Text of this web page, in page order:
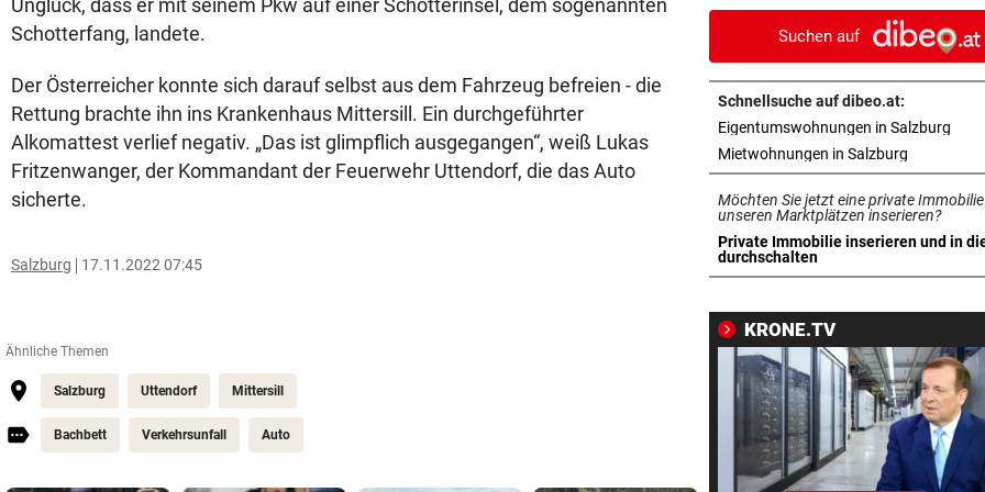
Unglück, dass er mit seinem Pkw auf einer Schotterinsel, dem sogenannten
Schotterfang, landete.
Der Österreicher konnte sich darauf selbst aus dem Fahrzeug befreien - die
Rettung brachte ihn ins Krankenhaus Mittersill. Ein durchgeführter
Alkomattest verlief negativ. „Das ist glimpflich ausgegangen“, weiß Lukas
Fritzenwanger, der Kommandant der Feuerwehr Uttendorf, die das Auto
sicherte.
Salzburg 17.11.2022 07:45
Ähnliche Themen
Salzburg Uttendorf Mittersill
Bachbett Verkehrsunfall Auto
„Così fan tutte“
„KRONE“-INTERVIEW vor
„Werden beweisen, dass wir
gute Truppe haben“
TAUERNAUTOBAHN
172 km/h im 100er: Nächstes
Raser-Auto einkassiert
NORDLIGA-SERIE
gespielt haben“
TÜR VEREITELT ÜBERFALL vor 6
Tollpatschiger Räuber muss
sieben Jahre absitzen
NACH SEUCHENJAHREN vor
Suchen auf
Schnellsuche auf dibeo.at:
Eigentumswohnungen in Salzburg
Mietwohnungen in Salzburg
Möchten Sie jetzt eine private
unseren Marktplätzen inserieren?
Private Immobilie inserieren und in
durchschalten
in neuem Tab öffnen
KRONE.TV